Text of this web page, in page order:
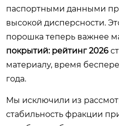
паспортными данными
высокой дисперсности.
порошка теперь важнее
покрытий: рейтинг 2026
материалу, время
года.
Мы исключили из
стабильность фракции